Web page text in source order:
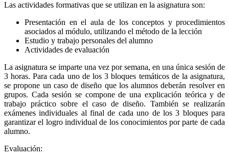
Las actividades formativas que se utilizan en la asignatura son:
Presentación en el aula de los conceptos y procedimientos
asociados al módulo, utilizando el método de la lección
Estudio y trabajo personales del alumno
Actividades de evaluación
La asignatura se imparte una vez por semana, en una única sesión de
3 horas. Para cada uno de los 3 bloques temáticos de la asignatura,
se propone un caso de diseño que los alumnos deberán resolver en
grupos. Cada sesión se compone de una explicación teórica y de
trabajo práctico sobre el caso de diseño. También se realizarán
exámenes individuales al final de cada uno de los 3 bloques para
garantizar el logro individual de los conocimientos por parte de cada
alumno.
Evaluación: